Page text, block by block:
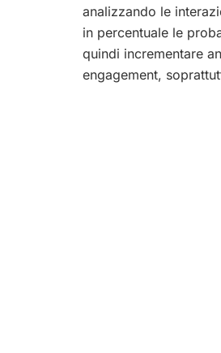
analizzando le
in percentuale le
quindi incrementare
engagement,